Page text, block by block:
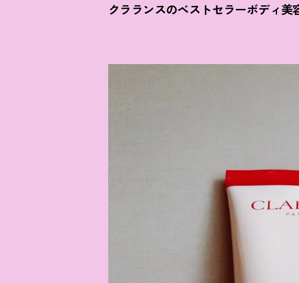
クラランスのベストセラーボディ美